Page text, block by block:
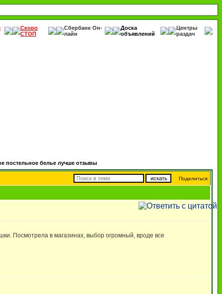
Скоро
СТОП
Сбербанк Он-
лайн
Доска
объявлений
Центры
раздач
постельное белье лучше отзывы
Поделиться:
Посмотрела в магазинах, выбор огромный, вроде все